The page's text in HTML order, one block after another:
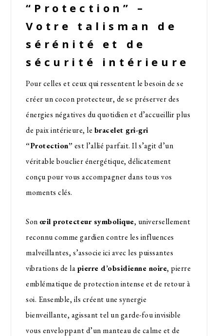
“Protection” –
Votre talisman de
sérénité et de
sécurité intérieure
Pour celles et ceux qui ressentent le besoin de se
créer un cocon protecteur, de se préserver des
énergies négatives du quotidien et d’accueillir plus
de paix intérieure, le bracelet gri-gri
“Protection” est l’allié parfait. Il s’agit d’un
véritable bouclier énergétique, délicatement
conçu pour vous accompagner dans tous vos
moments clés.
Son œil protecteur symbolique, universellement
reconnu comme gardien contre les influences
malveillantes, s’associe ici avec les puissantes
vibrations de lapierre d’obsidienne noire, pierre
emblématique de protection intense et de retour à
soi. Ensemble, ils créent une synergie
bienveillante, agissant tel un garde-fou invisible
vous enveloppant d’un manteau de calme et de